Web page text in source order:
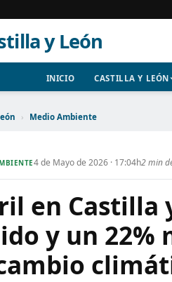
y León
INICIO CASTILLA Y LEÓN
› Medio Ambiente
4 de Mayo de 2026 · 17:04h2 min
en Castilla
y un 22%